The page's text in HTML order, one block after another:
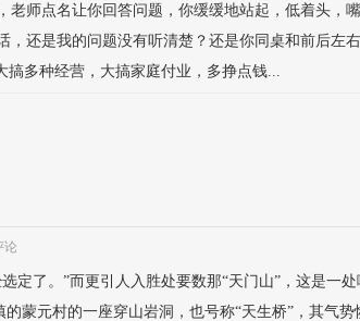
师点名让你回答问题，你缓缓地站起，低着头，
还是我的问题没有听清楚？还是你同桌和前后左
搞多种经营，大搞家庭付业，多挣点钱...
论
定了。”而更引人入胜处要数那“天门山”，这是一
蒙元村的一座穿山岩洞，也号称“天生桥”，其气